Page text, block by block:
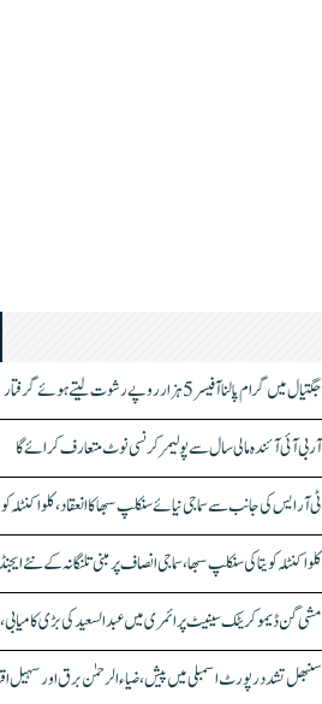
جگتیال میں گرام پالنا آفیسر 5 ہزار روپے رشوت لیتے ہوئے گرفتار
آر بی آئی آئندہ مالی سال سے پولیمر کرنسی نوٹ متعارف کرائے گا
ٹی آر ایس کی جانب سے سماجی نیائے سنکلپ سبھا کا انعقاد، کلواکنٹلہ
کلواکنٹلہ کویتا کی سنکلپ سبھا، سماجی انصاف پر مبنی تلنگانہ کے نئے
مشی گن ڈیموکریٹک سینیٹ پرائمری میں عبدالسعید کی بڑی
سنبھل تشدد رپورٹ اسمبلی میں پیش، ضیاء الرحمٰن برق اور سہیل